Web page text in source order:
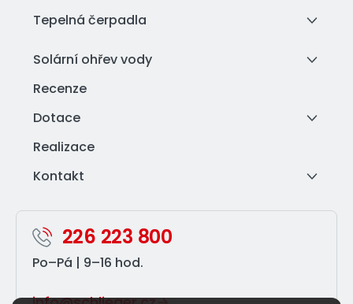
Tepelná čerpadla
Solární ohřev vody
Recenze
Dotace
Realizace
Kontakt
226 223 800
Po–⁠Pá | 9–⁠16 hod.